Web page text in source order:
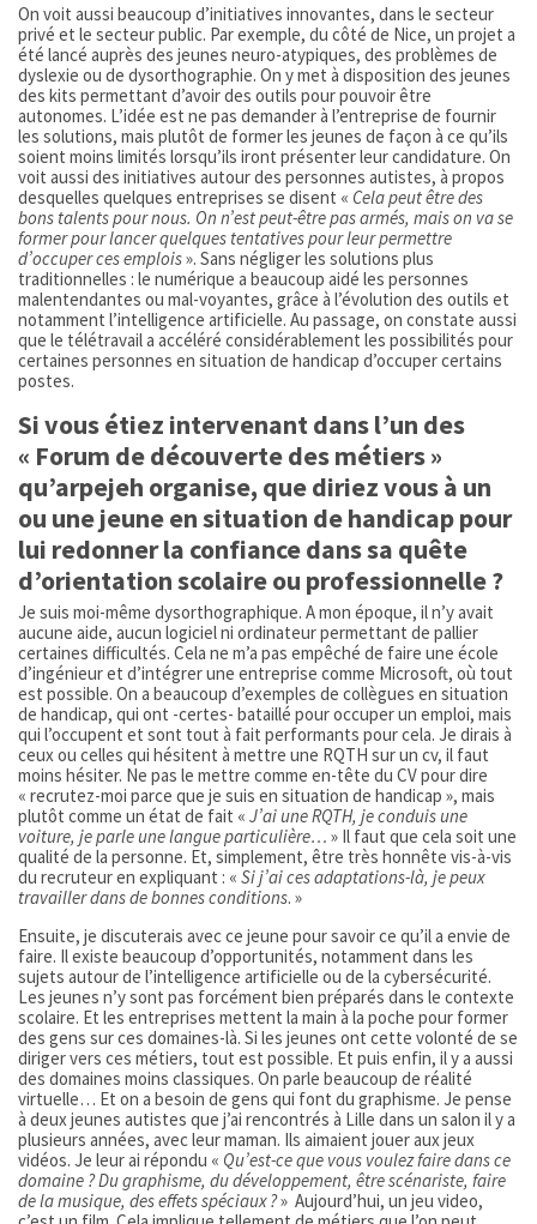
On voit aussi beaucoup d’initiatives innovantes, dans le secteur
privé et le secteur public. Par exemple, du côté de Nice, un projet a
été lancé auprès des jeunes neuro-atypiques, des problèmes de
dyslexie ou de dysorthographie. On y met à disposition des jeunes
des kits permettant d’avoir des outils pour pouvoir être
autonomes. L’idée est ne pas demander à l’entreprise de fournir
les solutions, mais plutôt de former les jeunes de façon à ce qu’ils
soient moins limités lorsqu’ils iront présenter leur candidature. On
voit aussi des initiatives autour des personnes autistes, à propos
desquelles quelques entreprises se disent « Cela peut être des
bons talents pour nous. On n’est peut-être pas armés, mais on va se
former pour lancer quelques tentatives pour leur permettre
d’occuper ces emplois». Sans négliger les solutions plus
traditionnelles : le numérique a beaucoup aidé les personnes
malentendantes ou mal-voyantes, grâce à l’évolution des outils et
notamment l’intelligence artificielle. Au passage, on constate aussi
que le télétravail a accéléré considérablement les possibilités pour
certaines personnes en situation de handicap d’occuper certains
postes.
Si vous étiez intervenant dans l’un des
« Forum de découverte des métiers »
qu’arpejeh organise, que diriez vous à un
ou une jeune en situation de handicap pour
lui redonner la confiance dans sa quête
d’orientation scolaire ou professionnelle ?
Je suis moi-même dysorthographique. A mon époque, il n’y avait
aucune aide, aucun logiciel ni ordinateur permettant de pallier
certaines difficultés. Cela ne m’a pas empêché de faire une école
d’ingénieur et d’intégrer une entreprise comme Microsoft, où tout
est possible. On a beaucoup d’exemples de collègues en situation
de handicap, qui ont -certes- bataillé pour occuper un emploi, mais
qui l’occupent et sont tout à fait performants pour cela. Je dirais à
ceux ou celles qui hésitent à mettre une RQTH sur un cv, il faut
moins hésiter. Ne pas le mettre comme en-tête du CV pour dire
« recrutez-moi parce que je suis en situation de handicap », mais
plutôt comme un état de fait « J’ai une RQTH, je conduis une
voiture, je parle une langue particulière… » Il faut que cela soit une
qualité de la personne. Et, simplement, être très honnête vis-à-vis
du recruteur en expliquant : « Si j’ai ces adaptations-là, je peux
travailler dans de bonnes conditions. »
Ensuite, je discuterais avec ce jeune pour savoir ce qu’il a envie de
faire. Il existe beaucoup d’opportunités, notamment dans les
sujets autour de l’intelligence artificielle ou de la cybersécurité.
Les jeunes n’y sont pas forcément bien préparés dans le contexte
scolaire. Et les entreprises mettent la main à la poche pour former
des gens sur ces domaines-là. Si les jeunes ont cette volonté de se
diriger vers ces métiers, tout est possible. Et puis enfin, il y a aussi
des domaines moins classiques. On parle beaucoup de réalité
virtuelle… Et on a besoin de gens qui font du graphisme. Je pense
à deux jeunes autistes que j’ai rencontrés à Lille dans un salon il y a
plusieurs années, avec leur maman. Ils aimaient jouer aux jeux
vidéos. Je leur ai répondu « Qu’est-ce que vous voulez faire dans ce
domaine ? Du graphisme, du développement, être scénariste, faire
de la musique, des effets spéciaux ?» Aujourd’hui, un jeu video,